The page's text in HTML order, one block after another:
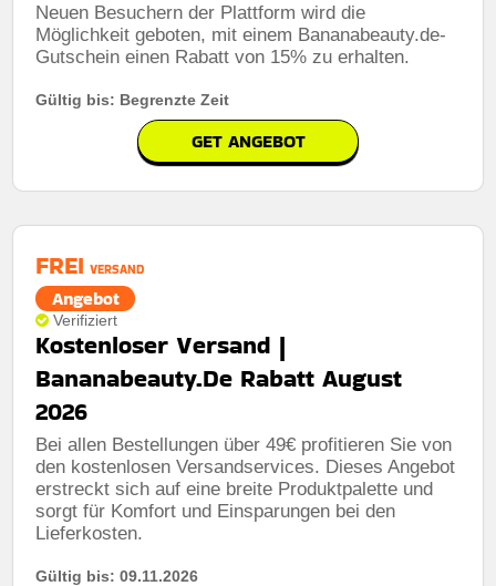
Neuen Besuchern der Plattform wird die
Möglichkeit geboten, mit einem Bananabeauty.de-
Gutschein einen Rabatt von 15% zu erhalten.
Gültig bis: Begrenzte Zeit
GET ANGEBOT
FREI VERSAND
Angebot
Verifiziert
Kostenloser Versand |
Bananabeauty.De Rabatt August
2026
Bei allen Bestellungen über 49€ profitieren Sie von
den kostenlosen Versandservices. Dieses Angebot
erstreckt sich auf eine breite Produktpalette und
sorgt für Komfort und Einsparungen bei den
Lieferkosten.
Gültig bis: 09.11.2026